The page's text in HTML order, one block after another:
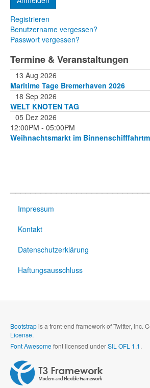
Registrieren
Benutzername vergessen?
Passwort vergessen?
Termine & Veranstaltungen
13 Aug 2026
Maritime Tage Bremerhaven 2026
18 Sep 2026
WELT KNOTEN TAG
05 Dez 2026
12:00PM - 05:00PM
Weihnachtsmarkt im
Impressum
Kontakt
Datenschutzerklärung
Haftungsausschluss
Bootstrapis a front-end framework of Twitter, Inc.
License.
Font Awesomefont licensed underSIL OFL 1.1.